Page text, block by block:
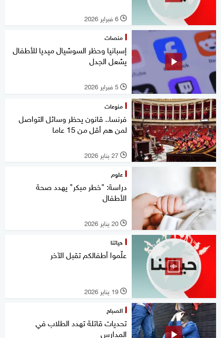
l 6 فبراير 2026
منصات
إسبانيا وحظر السوشيال ميديا للأطفال
يشعل الجدل
l 5 فبراير 2026
منوعات
فرنسا.. قانون يحظر وسائل التواصل
لمن هم أقل من 15 عاما
l 27 يناير 2026
علوم
دراسة: "خطر مبكر" يهدد صحة
الأطفال
l 20 يناير 2026
حياتنا
علّموا أطفالكم تقبل الآخر
l 19 يناير 2026
الصباح
تحديات قاتلة تهدد الطلاب في
المدارس